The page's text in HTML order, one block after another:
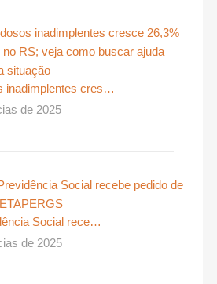
inadimplentes cres…
de 2025
Social rece…
de 2025